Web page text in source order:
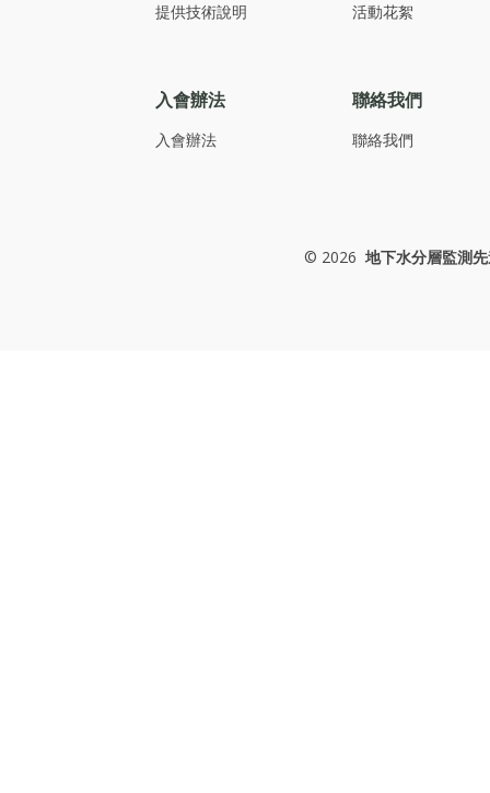
提供技術說明
活動花絮
入會辦法
入會辦法
聯絡我們
聯絡我們
© 2026 地下水分層監測